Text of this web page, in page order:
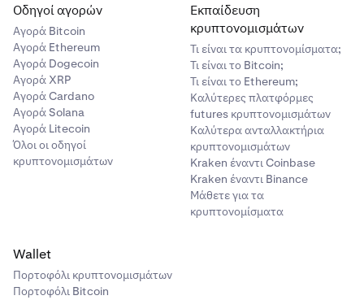
Οδηγοί αγορών
Αγορά Bitcoin
Αγορά Ethereum
Αγορά Dogecoin
Αγορά XRP
Αγορά Cardano
Αγορά Solana
Αγορά Litecoin
Όλοι οι οδηγοί
κρυπτονομισμάτων
Εκπαίδευση
κρυπτονομισμάτων
Τι είναι τα κρυπτονομίσματα;
Τι είναι το Bitcoin;
Τι είναι το Ethereum;
Καλύτερες πλατφόρμες
futures κρυπτονομισμάτων
Καλύτερα ανταλλακτήρια
κρυπτονομισμάτων
Kraken έναντι Coinbase
Kraken έναντι Binance
Μάθετε για τα
κρυπτονομίσματα
Wallet
Πορτοφόλι κρυπτονομισμάτων
Πορτοφόλι Bitcoin